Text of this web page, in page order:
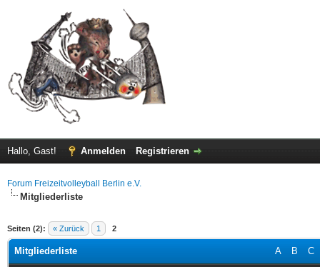
Hallo, Gast! Anmelden Registrieren
Forum Freizeitvolleyball Berlin e.V.
Mitgliederliste
Seiten (2): « Zurück 1 2
A B C
Mitgliederliste